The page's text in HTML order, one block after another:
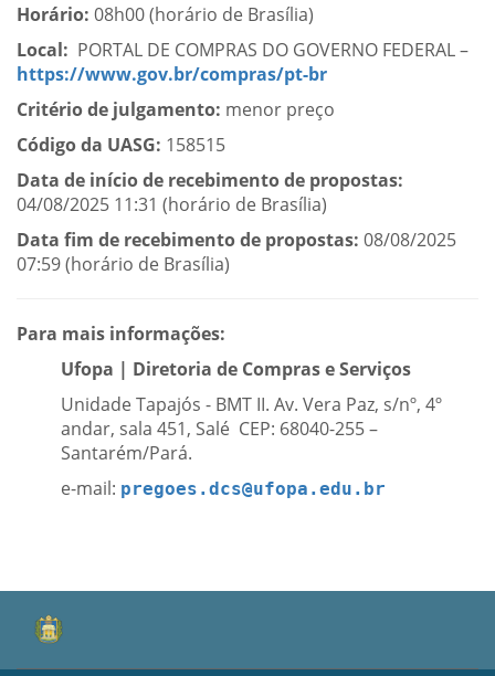
Horário: 08h00 (horário de Brasília)
Local: PORTAL DE COMPRAS DO GOVERNO FEDERAL –
https://www.gov.br/compras/pt-br
Critério de julgamento: menor preço
Código da UASG: 158515
Data de início de recebimento de propostas:
04/08/2025 11:31 (horário de Brasília)
Data fim de recebimento de propostas: 08/08/2025
07:59 (horário de Brasília)
Para mais informações:
Ufopa | Diretoria de Compras e Serviços
Unidade Tapajós - BMT II. Av. Vera Paz, s/nº, 4º
andar, sala 451, Salé CEP: 68040-255 –
Santarém/Pará.
e-mail: pregoes.dcs@ufopa.edu.br